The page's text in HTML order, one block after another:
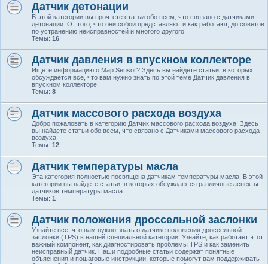
Датчик детонации
В этой категории вы прочтете статьи обо всем, что связано с датчиками
детонации. От того, что они собой представляют и как работают, до советов
по устранению неисправностей и многого другого.
Темы: 16
Датчик давления в впускном коллекторе
Ищете информацию о Map Sensor? Здесь вы найдете статьи, в которых
обсуждается все, что вам нужно знать по этой теме Датчик давления в
впускном коллекторе.
Темы: 8
Датчик массового расхода воздуха
Добро пожаловать в категорию Датчик массового расхода воздуха! Здесь
вы найдете статьи обо всем, что связано с Датчиками массового расхода
воздуха.
Темы: 12
Датчик температуры масла
Эта категория полностью посвящена датчикам температуры масла! В этой
категории вы найдете статьи, в которых обсуждаются различные аспекты
датчиков температуры масла.
Темы: 1
Датчик положения дроссельной заслонки
Узнайте все, что вам нужно знать о датчике положения дроссельной
заслонки (TPS) в нашей специальной категории. Узнайте, как работает этот
важный компонент, как диагностировать проблемы TPS и как заменить
неисправный датчик. Наши подробные статьи содержат понятные
объяснения и пошаговые инструкции, которые помогут вам поддерживать